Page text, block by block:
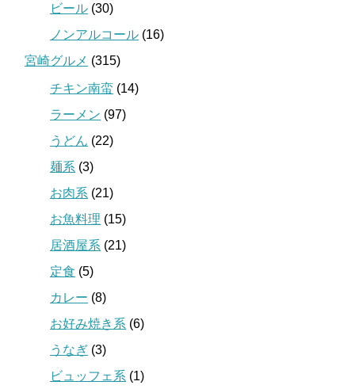
ビール (30)
ノンアルコール (16)
宮崎グルメ (315)
チキン南蛮 (14)
ラーメン (97)
うどん (22)
麺系 (3)
お肉系 (21)
お魚料理 (15)
居酒屋系 (21)
定食 (5)
カレー (8)
お好み焼き系 (6)
うなぎ (3)
ビュッフェ系 (1)